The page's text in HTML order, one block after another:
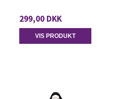
299,00 DKK
VIS PRODUKT